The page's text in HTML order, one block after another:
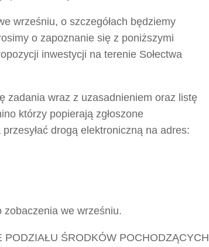
wrześniu, o szczegółach będziemy
o zapoznanie się z poniższymi
inwestycji na terenie Sołectwa
zadania wraz z uzasadnieniem oraz listę
którzy popierają zgłoszone
drogą elektroniczną na adres:
we wrześniu.
ŚRODKÓW POCHODZĄCYCH